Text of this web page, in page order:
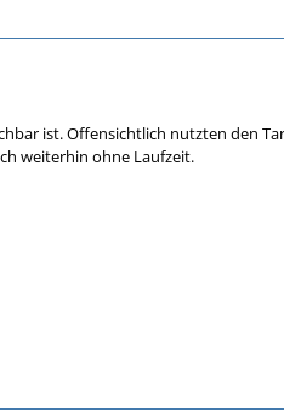
ist. Offensichtlich nutzten den
weiterhin ohne Laufzeit.